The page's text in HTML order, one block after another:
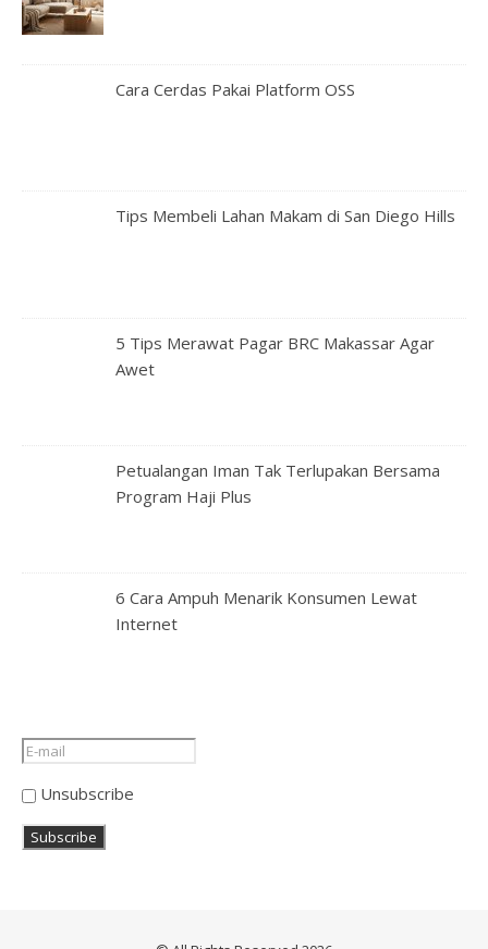
Cara Cerdas Pakai Platform OSS
Tips Membeli Lahan Makam di San Diego Hills
5 Tips Merawat Pagar BRC Makassar Agar
Awet
Petualangan Iman Tak Terlupakan Bersama
Program Haji Plus
6 Cara Ampuh Menarik Konsumen Lewat
Internet
Unsubscribe